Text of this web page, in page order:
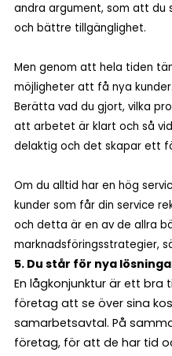
andra argument, som att du
och bättre tillgänglighet.
Men genom att hela tiden
möjligheter att få nya kunder.
Berätta vad du gjort, vilka
att arbetet är klart och så
delaktig och det skapar ett
Om du alltid har en hög
kunder som får din service
och detta är en av de allra
marknadsföringsstrategier,
5. Du står för nya
En lågkonjunktur är ett bra
företag att se över sina
samarbetsavtal. På
företag, för att de har tid